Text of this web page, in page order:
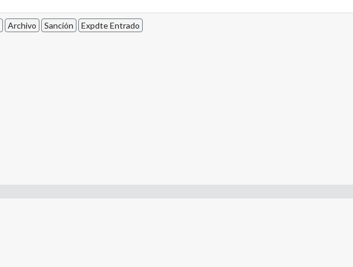
Archivo Sanción Expdte Entrado